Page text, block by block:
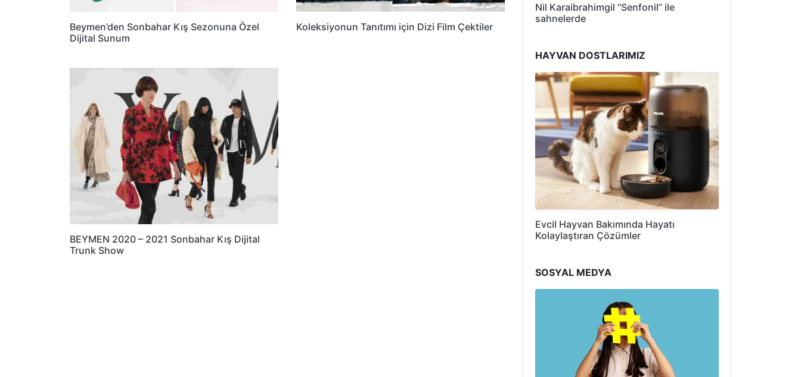
Beymen’den Sonbahar Kış Sezonuna Özel
Dijital Sunum
Koleksiyonun Tanıtımı için Dizi Film Çektiler
BEYMEN 2020 – 2021 Sonbahar Kış Dijital
Trunk Show
Nil Karaibrahimgil “Senfonil” ile
sahnelerde
HAYVAN DOSTLARIMIZ
Evcil Hayvan Bakımında Hayatı
Kolaylaştıran Çözümler
SOSYAL MEDYA